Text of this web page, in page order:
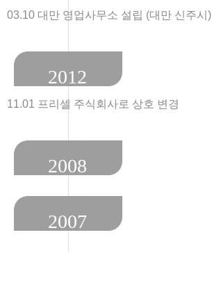
03.10 대만 영업사무소 설립 (대만 신주시)
2012
11.01 프리셀 주식회사로 상호 변경
2008
2007